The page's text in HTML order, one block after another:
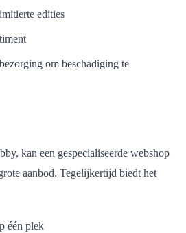
edities
om beschadiging te
kan een gespecialiseerde webshop
aanbod. Tegelijkertijd biedt het
één plek